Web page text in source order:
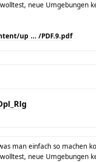
neue Umgebungen
up ... /PDF.9.pdf
man einfach so machen
neue Umgebungen